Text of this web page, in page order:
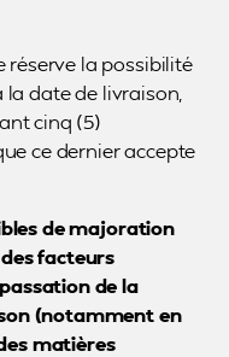
réserve la possibilité
date de livraison,
cinq (5)
ce dernier accepte
de majoration
facteurs
de la
(notamment en
matières